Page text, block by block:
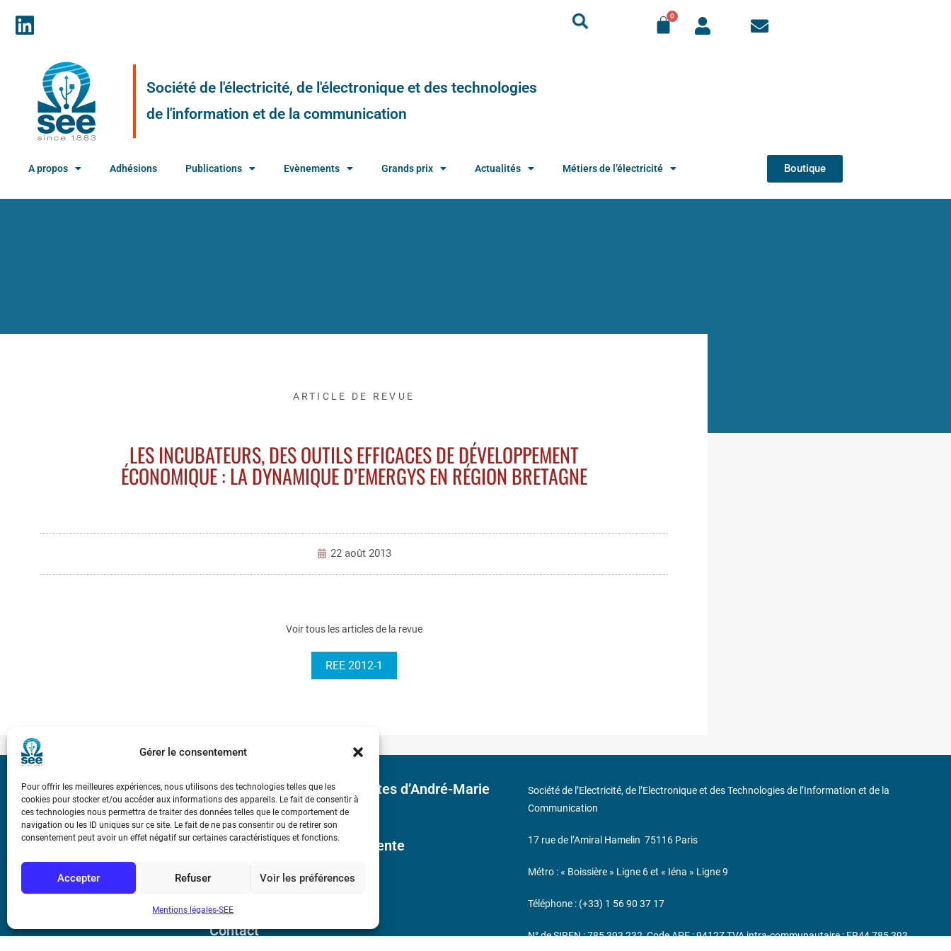
Gérer le consentement
Pour offrir les meilleures expériences, nous utilisons des technologies telles que les
cookies pour stocker et/ou accéder aux informations des appareils. Le fait de consentir à
ces technologies nous permettra de traiter des données telles que le comportement de
navigation ou les ID uniques sur ce site. Le fait de ne pas consentir ou de retirer son
consentement peut avoir un effet négatif sur certaines caractéristiques et fonctions.
Accepter Refuser Voir les préférences
Mentions légales-SEE
Société de l'électricité, de l'électronique et des technologies
de l'information et de la communication
A propos Adhésions Publications Evènements Grands prix Actualités Métiers de l’électricité Boutique
ARTICLE DE REVUE
LES INCUBATEURS, DES OUTILS EFFICACES DE DÉVELOPPEMENT
ÉCONOMIQUE : LA DYNAMIQUE D’EMERGYS EN RÉGION BRETAGNE
22 août 2013
Voir tous les articles de la revue
REE 2012-1
Bicentenaire des découvertes d’André-Marie
Ampère
Conditions Générales de Vente
Mentions légales
Contact
Société de l’Electricité, de l’Electronique et des Technologies de l’Information et de la
Communication
17 rue de l’Amiral Hamelin 75116 Paris
Métro : « Boissière » Ligne 6 et « Iéna » Ligne 9
Téléphone : (+33) 1 56 90 37 17
N° de SIREN : 785 393 232, Code APE : 9412Z TVA intra-communautaire : FR44 785 393